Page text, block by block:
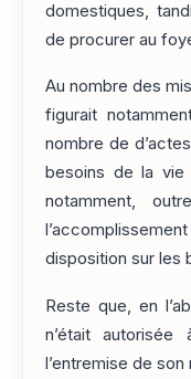
domestiques,
de procurer au
Au nombre des
figurait
nombre de
besoins de la vie
notamment,
disposition sur les
Reste que, en
n’était
l’entremise de son